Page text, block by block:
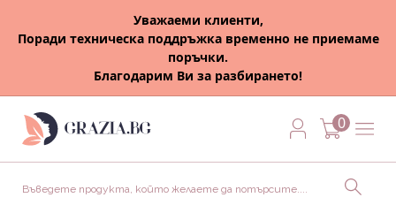
Уважаеми клиенти,
Поради техническа поддръжка временно не приемаме
поръчки.
Благодарим Ви за разбирането!
0